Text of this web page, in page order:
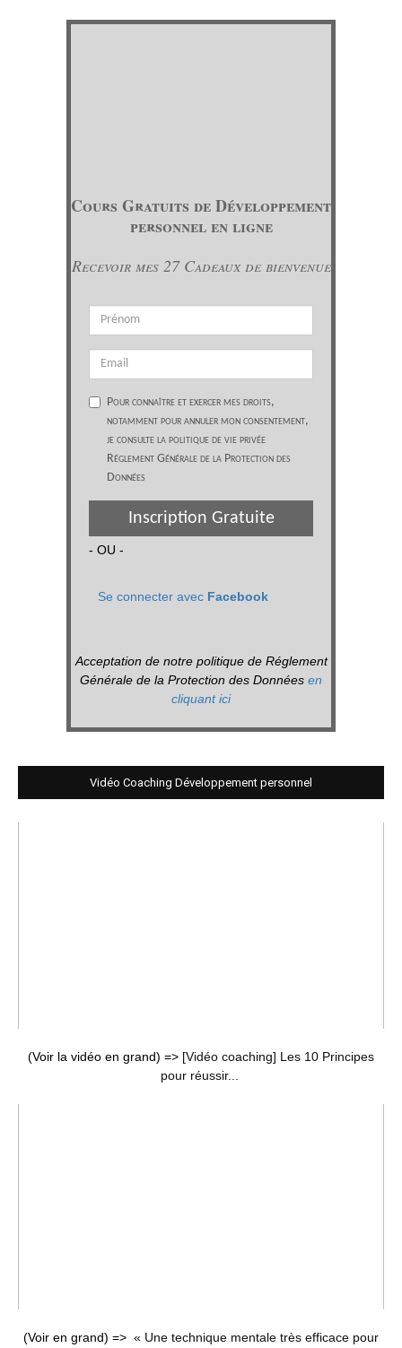
Cours Gratuits de Développement
personnel en ligne
Recevoir mes 27 Cadeaux de bienvenue
Pour connaître et exercer mes droits,
notamment pour annuler mon consentement,
je consulte la politique de vie privée
Réglement Générale de la Protection des
Données
Inscription Gratuite
- OU -
Se connecter avec Facebook
Acceptation de notre politique de Réglement
Générale de la Protection des Données en
cliquant ici
Vidéo Coaching Développement personnel
(Voir la vidéo en grand) => [Vidéo coaching] Les 10 Principes
pour réussir...
(Voir en grand) => « Une technique mentale très efficace pour